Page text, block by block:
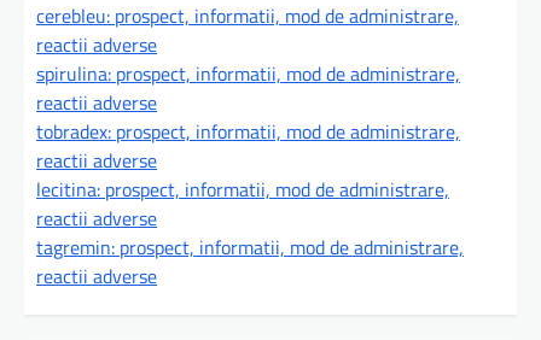
cerebleu: prospect, informatii, mod de administrare,
reactii adverse
spirulina: prospect, informatii, mod de administrare,
reactii adverse
tobradex: prospect, informatii, mod de administrare,
reactii adverse
lecitina: prospect, informatii, mod de administrare,
reactii adverse
tagremin: prospect, informatii, mod de administrare,
reactii adverse